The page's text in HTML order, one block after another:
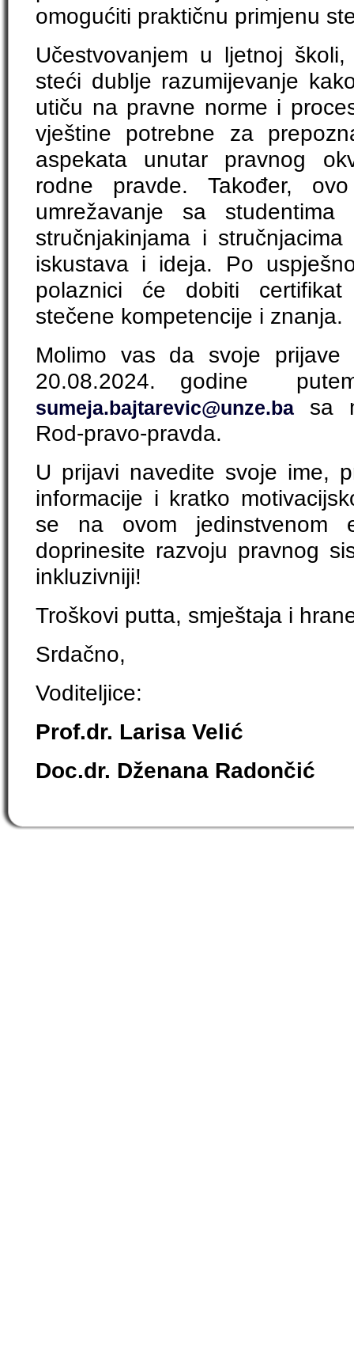
omogućiti praktičnu primjenu
Učestvovanjem u ljetnoj
steći dublje razumijevanje
utiču na pravne norme i
vještine potrebne za
aspekata unutar pravnog
rodne pravde. Također,
umrežavanje sa
stručnjakinjama i
iskustava i ideja. Po
polaznici će dobiti
stečene kompetencije i znanja.
Molimo vas da svoje prijave
20.08.2024. godine
sumeja.bajtarevic@unze.ba sa
Rod-pravo-pravda.
U prijavi navedite svoje ime,
informacije i kratko
se na ovom jedinstvenom
doprinesite razvoju pravnog
inkluzivniji!
Troškovi putta, smještaja i
Srdačno,
Voditeljice:
Prof.dr. Larisa Velić
Doc.dr. Dženana Radončić